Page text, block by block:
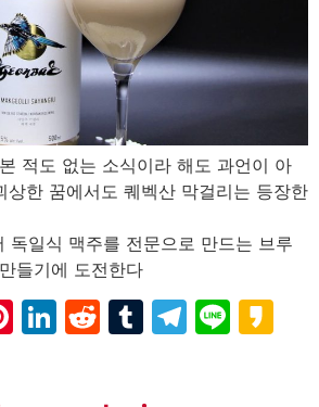
적도 없는 소식이라 해도 과언이 아
상한 꿈에서도 퀘벡산 막걸리는 등장한
독일식 맥주를 전문으로 만드는 브루
들기에 도전한다
Pinterest
LinkedIn
Reddit
TumblrLine